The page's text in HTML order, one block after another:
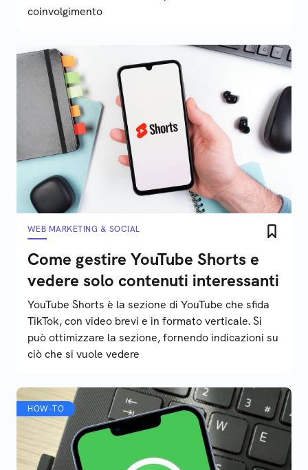
coinvolgimento
WEB MARKETING & SOCIAL
Come gestire YouTube Shorts e
vedere solo contenuti interessanti
YouTube Shorts è la sezione di YouTube che sfida
TikTok, con video brevi e in formato verticale. Si
può ottimizzare la sezione, fornendo indicazioni su
ciò che si vuole vedere
HOW-TO